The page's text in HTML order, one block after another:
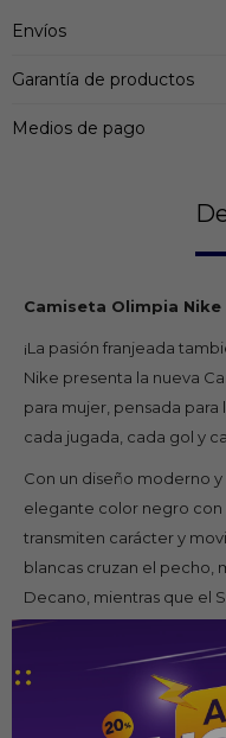
Envíos
Garantía de productos
Medios de pago
Camiseta Olimpia
¡La pasión franjeada
Nike presenta la nueva
para mujer, pensada
cada jugada, cada gol y
Con un diseño moderno
elegante color negro con
transmiten carácter y
blancas cruzan el pecho,
Decano, mientras que el
le da un toque juvenil y
El escudo
tres estrellas bordadas,
recordando las glorias